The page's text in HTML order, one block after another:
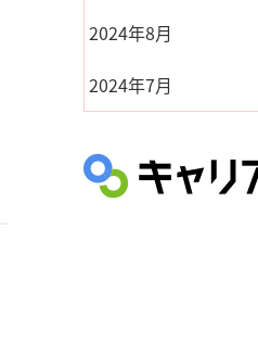
2024年8月
2024年7月